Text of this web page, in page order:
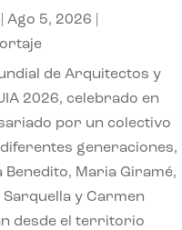
Ago 5, 2026
de Arquitectos y
2026, celebrado en
por un colectivo
generaciones,
Benedito, Maria Giramé,
Sarquella y Carmen
desde el territorio